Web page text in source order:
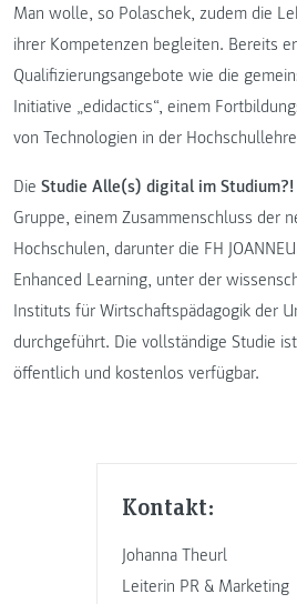
Kontakt:
Johanna Theurl
Leiterin PR & Marketing
Man wolle, so Polaschek, zudem die
ihrer Kompetenzen begleiten. Bereits
Qualifizierungsangebote wie die
Initiative „edidactics“, einem
von Technologien in der
Die Studie Alle(s) digital im Studium?!
Gruppe, einem Zusammenschluss der
Hochschulen, darunter die FH
Enhanced Learning, unter der
Instituts für Wirtschaftspädagogik der
durchgeführt. Die vollständige Studie
öffentlich und kostenlos verfügbar.